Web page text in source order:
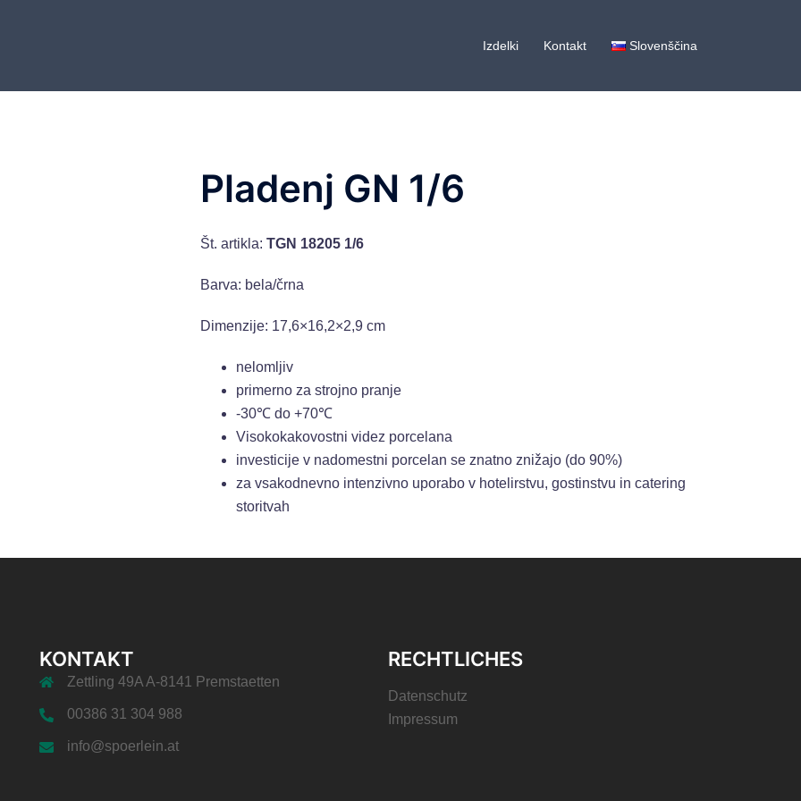
Izdelki Kontakt Slovenščina
Pladenj GN 1/6
Št. artikla: TGN 18205 1/6
Barva: bela/črna
Dimenzije: 17,6×16,2×2,9 cm
nelomljiv
primerno za strojno pranje
-30℃ do +70℃
Visokokakovostni videz porcelana
investicije v nadomestni porcelan se znatno znižajo (do 90%)
za vsakodnevno intenzivno uporabo v hotelirstvu, gostinstvu in catering
storitvah
KONTAKT
Zettling 49A A-8141 Premstaetten
00386 31 304 988
info@spoerlein.at
RECHTLICHES
Datenschutz
Impressum